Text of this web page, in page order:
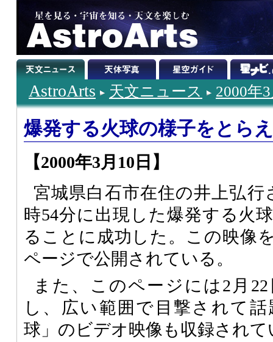
AstroArts 天文ニュース 2000年
爆発する火球の様子をとら
【2000年3月10日】
宮城県白石市在住の井上弘行
時54分に出現した爆発する火
ることに成功した。この映像
ページで公開されている。
また、このページには2月
し、広い範囲で目撃されて
球」のビデオ映像も収録されて